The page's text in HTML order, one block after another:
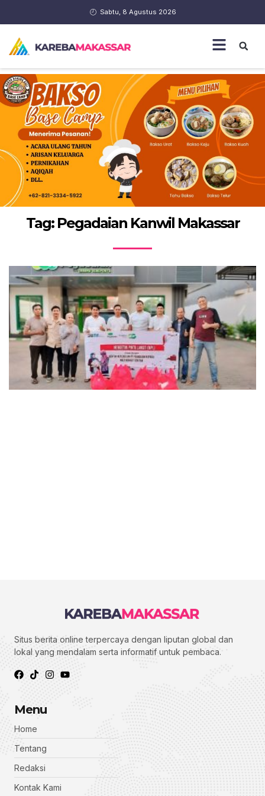
Sabtu, 8 Agustus 2026
Tag: Pegadaian Kanwil Makassar
Situs berita online terpercaya dengan liputan global dan
lokal yang mendalam serta informatif untuk pembaca.
Menu
Home
Tentang
Redaksi
Kontak Kami